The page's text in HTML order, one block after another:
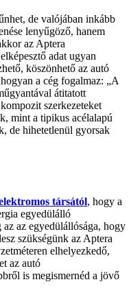
de valójában inkább
lenyűgöző, hanem
az Aptera
adat ugyan
köszönhető az autó
a cég fogalmaz: „A
átitatott
szerkezeteket
mint a tipikus acélalapú
de hihetetlenül gyorsak
társától, hogy a
egyedülálló
az egyedülállósága, hogy
szükségünk az Aptera
elhelyezkedő,
az autó
is megismernéd a jövő